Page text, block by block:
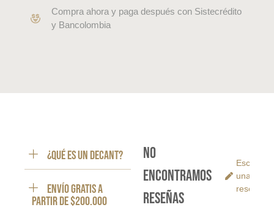
Compra ahora y paga después con Sistecrédito
y Bancolombia
¿Qué es un decant?
ENVÍO GRATIS a
partir de $200.000
No
encontramos
reseñas
Escribe
una
reseña